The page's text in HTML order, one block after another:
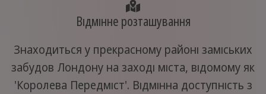
Відмінне розташування
Знаходиться у прекрасному районі заміських
забудов Лондону на заході міста, відомому як
'Королева Передміст'. Відмінна доступність з